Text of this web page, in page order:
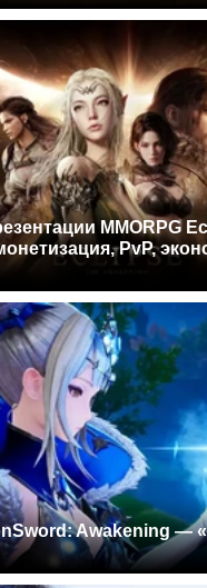
MMORPG
PvP,
Awakening —